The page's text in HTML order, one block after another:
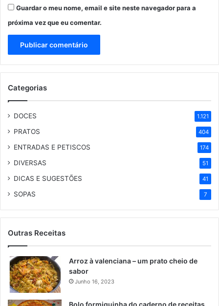
Guardar o meu nome, email e site neste navegador para a
próxima vez que eu comentar.
Categorias
DOCES 1.121
PRATOS 404
ENTRADAS E PETISCOS 174
DIVERSAS 51
DICAS E SUGESTÕES 41
SOPAS 7
Outras Receitas
Arroz à valenciana – um prato cheio de
sabor
Junho 16, 2023
Bolo formiguinha do caderno de receitas